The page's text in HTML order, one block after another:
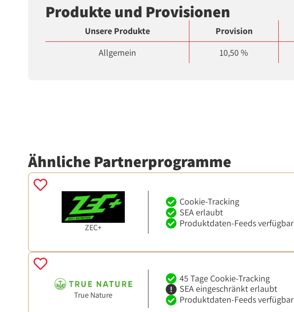
Produkte und Provisionen
Unsere Produkte Provision
Allgemein
10,50 %
Ähnliche Partnerprogramme
ZEC+
Cookie-Tracking
SEA erlaubt
Produktdaten-Feeds verfügbar
True Nature
45 Tage Cookie-Tracking
SEA eingeschränkt erlaubt
Produktdaten-Feeds verfügbar